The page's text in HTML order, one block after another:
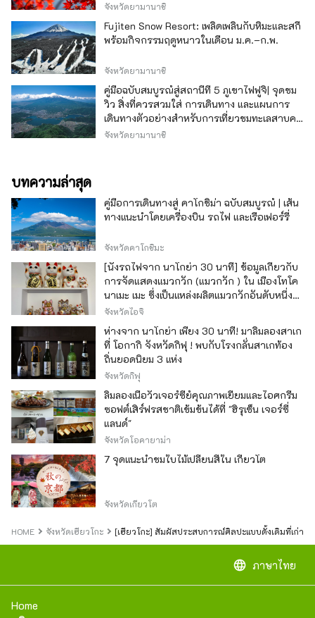
จังหวัดยามานาชิ
Fujiten Snow Resort: เพลิดเพลินกับหิมะและสกี
พร้อมกิจกรรมฤดูหนาวในเดือน ม.ค.–ก.พ.
จังหวัดยามานาชิ
คู่มือฉบับสมบูรณ์สู่สถานีที่ 5 ภูเขาไฟฟูจิ| จุดชม
วิว สิ่งที่ควรสวมใส่ การเดินทาง และแผนการ
เดินทางตัวอย่างสำหรับการเที่ยวชมทะเลสาบคา
วากุจิ
จังหวัดยามานาชิ
บทความล่าสุด
คู่มือการเดินทางสู่ คาโกชิม่า ฉบับสมบูรณ์ | เส้น
ทางแนะนำโดยเครื่องบิน รถไฟ และเรือเฟอร์รี่
จังหวัดคาโกชิมะ
[นั่งรถไฟจาก นาโกย่า 30 นาที] ข้อมูลเกี่ยวกับ
การจัดแสดงแมวกวัก (แมวกวัก ) ใน เมืองโทโค
นาเมะ เมะ ซึ่งเป็นแหล่งผลิตแมวกวักอันดับหนึ่ง
ของญี่ปุ่น
จังหวัดไอจิ
ห่างจาก นาโกย่า เพียง 30 นาที! มาลิ้มลองสาเก
ที่ โอกากิ จังหวัดกิฟุ ! พบกับโรงกลั่นสาเกท้อง
ถิ่นยอดนิยม 3 แห่ง
จังหวัดกิฟุ
ลิ้มลองเนื้อวัวเจอร์ซีย์คุณภาพเยี่ยมและไอศกรีม
ซอฟต์เสิร์ฟรสชาติเข้มข้นได้ที่ "ฮิรุเซ็น เจอร์ซี่
แลนด์"
จังหวัดโอคายาม่า
7 จุดแนะนำชมใบไม้เปลี่ยนสีใน เกียวโต
จังหวัดเกียวโต
HOME จังหวัดเฮียวโกะ [เฮียวโกะ] สัมผัสประสบการณ์ศิลปะแบบดั้งเดิมที่เก่า
language ภาษาไทย
Home